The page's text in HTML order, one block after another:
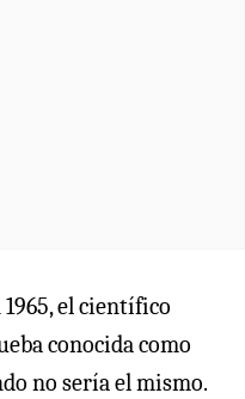
el científico
conocida como
no sería el mismo.